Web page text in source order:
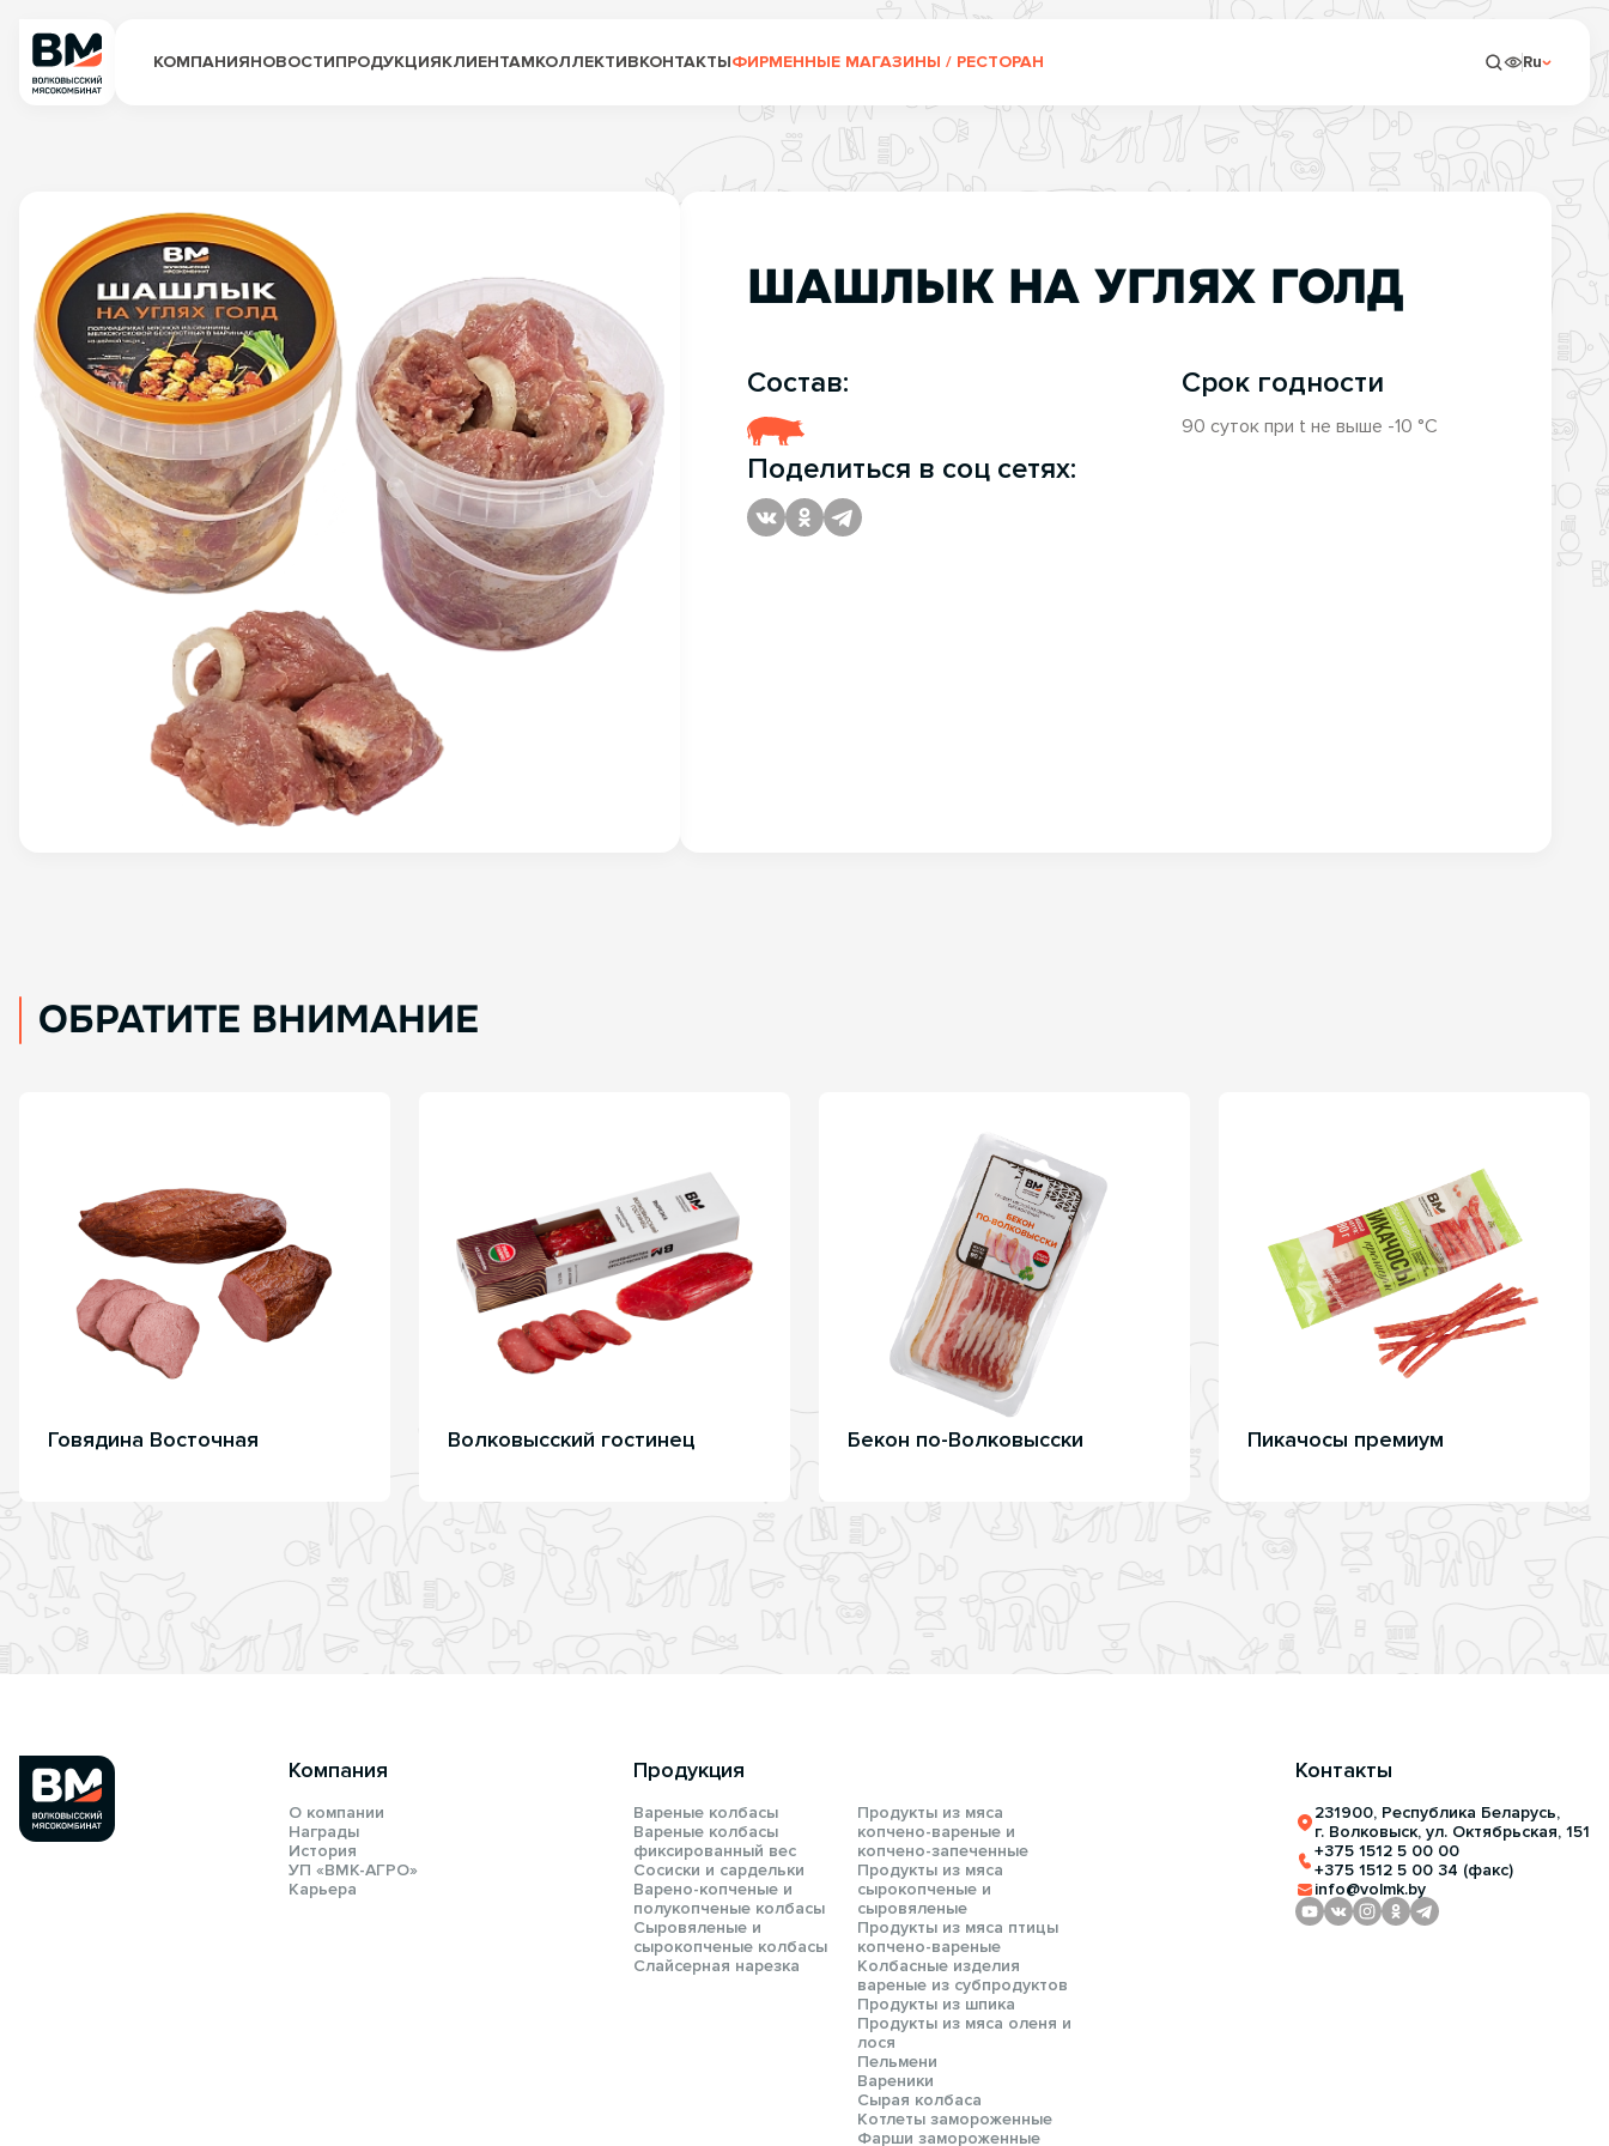
КОМПАНИЯНОВОСТИПРОДУКЦИЯКЛИЕНТАМКОЛЛЕКТИВКОНТАКТЫФИРМЕННЫЕ МАГАЗИНЫ / РЕСТОРАН Ru
ШАШЛЫК НА УГЛЯХ ГОЛД
Состав: Срок годности
90 суток при t не выше -10 °С
Поделиться в соц сетях:
ОБРАТИТЕ ВНИМАНИЕ
Говядина Восточная Волковысский гостинец Бекон по-Волковысски Пикачосы премиум
Компания
О компании
Награды
История
УП «ВМК-АГРО»
Карьера
Продукция
Вареные колбасы
Вареные колбасы
фиксированный вес
Сосиски и сардельки
Варено-копченые и
полукопченые колбасы
Сыровяленые и
сырокопченые колбасы
Слайсерная нарезка
Продукты из мяса
копчено-вареные и
копчено-запеченные
Продукты из мяса
сырокопченые и
сыровяленые
Продукты из мяса птицы
копчено-вареные
Колбасные изделия
вареные из субпродуктов
Продукты из шпика
Продукты из мяса оленя и
лося
Пельмени
Вареники
Сырая колбаса
Котлеты замороженные
Фарши замороженные
Контакты
231900, Республика Беларусь,
г. Волковыск, ул. Октябрьская, 151
+375 1512 5 00 00
+375 1512 5 00 34 (факс)
info@volmk.by